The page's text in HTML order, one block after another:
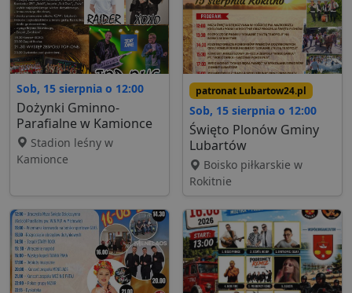
Sob, 15 sierpnia o 12:00
Dożynki Gminno-
Parafialne w Kamionce
Stadion leśny w
Kamionce
patronat Lubartow24.pl
Sob, 15 sierpnia o 12:00
Święto Plonów Gminy
Lubartów
Boisko piłkarskie w
Rokitnie